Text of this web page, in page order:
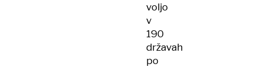
voljo
v
190
državah
po